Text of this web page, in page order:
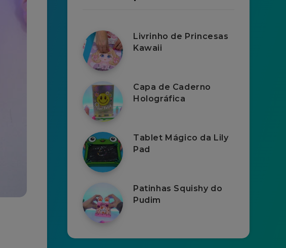
Livrinho de Princesas
Kawaii
Capa de Caderno
Holográfica
Tablet Mágico da Lily
Pad
Patinhas Squishy do
Pudim